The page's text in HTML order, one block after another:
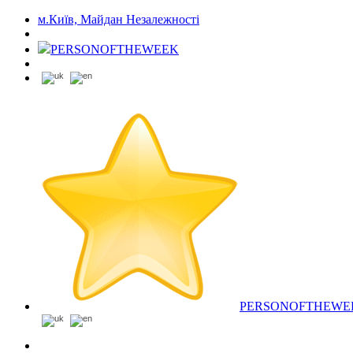
м.Київ, Майдан Незалежності
PERSONOFTHEWEEK